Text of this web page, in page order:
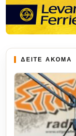
ΔΕΙΤΕ ΑΚΟΜΑ